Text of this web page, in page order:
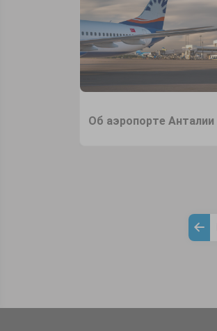
Об аэропорте Анталии